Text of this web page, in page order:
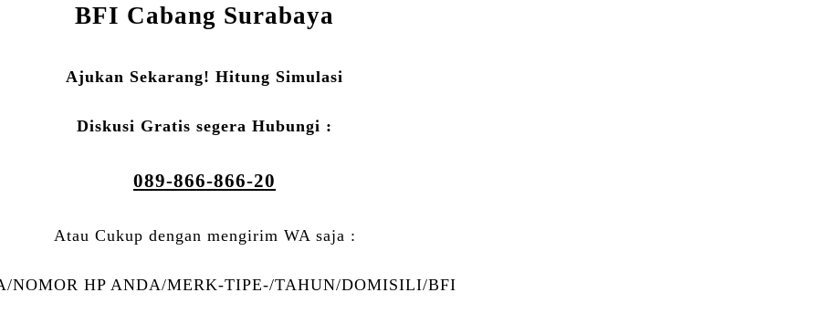
BFI Cabang Surabaya
Ajukan Sekarang! Hitung Simulasi
Diskusi Gratis segera Hubungi :
089-866-866-20
Atau Cukup dengan mengirim WA saja :
NOMOR HP ANDA/MERK-TIPE-/TAHUN/DOMISILI/BFI